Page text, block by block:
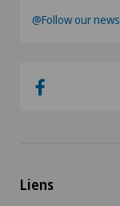
@Follow our news
Liens